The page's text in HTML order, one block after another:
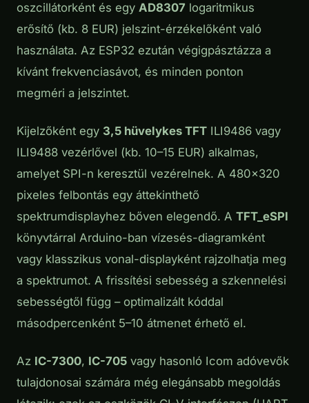
oszcillátorként és egy AD8307 logaritmikus
erősítő (kb. 8 EUR) jelszint-érzékelőként való
használata. Az ESP32 ezután végigpásztázza a
kívánt frekvenciasávot, és minden ponton
megméri a jelszintet.
Kijelzőként egy 3,5 hüvelykes TFT ILI9486 vagy
ILI9488 vezérlővel (kb. 10–15 EUR) alkalmas,
amelyet SPI-n keresztül vezérelnek. A 480×320
pixeles felbontás egy áttekinthető
spektrumdisplayhez bőven elegendő. A TFT_eSPI
könyvtárral Arduino-ban vízesés-diagramként
vagy klasszikus vonal-displayként rajzolhatja meg
a spektrumot. A frissítési sebesség a szkennelési
sebességtől függ – optimalizált kóddal
másodpercenként 5–10 átmenet érhető el.
Az IC-7300, IC-705 vagy hasonló Icom adóvevők
tulajdonosai számára még elegánsabb megoldás